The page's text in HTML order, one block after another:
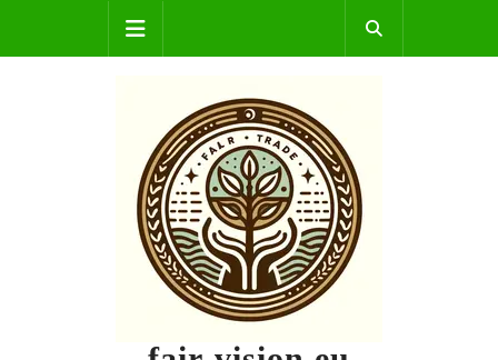
content